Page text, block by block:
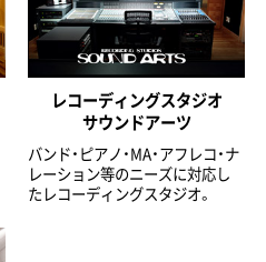
レコーディングスタジオ
サウンドアーツ
バンド・ピアノ・MA・アフレコ・ナ
レーション等のニーズに対応し
たレコーディングスタジオ。